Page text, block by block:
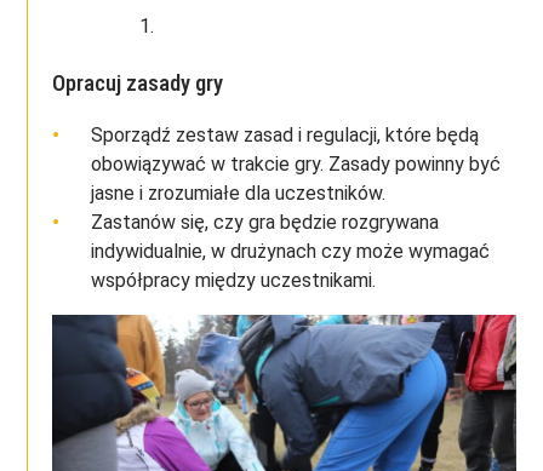
Opracuj zasady gry
Sporządź zestaw zasad i regulacji, które będą
obowiązywać w trakcie gry. Zasady powinny być
jasne i zrozumiałe dla uczestników.
Zastanów się, czy gra będzie rozgrywana
indywidualnie, w drużynach czy może wymagać
współpracy między uczestnikami.